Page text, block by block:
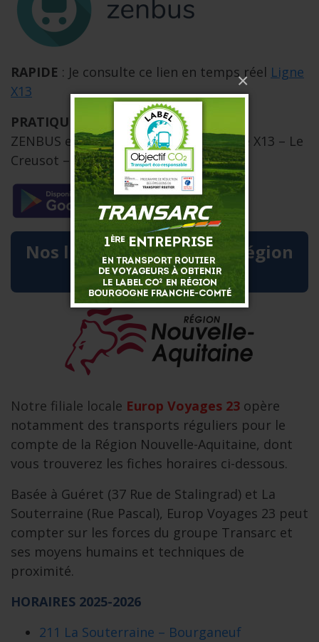
×
RAPIDE : Je consulte ce lien en temps réel Ligne
X13
PRATIQUE
: Je télécharge l’application
ZENBUS et je cherche le réseau « Ligne X13 – Le
Creusot – Roanne »
Nos lignes régulières en région
Nouvelle-Aquitaine
Notre filiale locale Europ Voyages 23 opère
notamment des transports réguliers pour le
compte de la Région Nouvelle-Aquitaine, dont
vous trouverez les fiches horaires ci-dessous.
Basée à Guéret (37 Rue de Stalingrad) et La
Souterraine (Rue Pascal), Europ Voyages 23 peut
compter sur les forces du groupe Transarc et
ses moyens humains et techniques de
proximité.
HORAIRES 2025-2026
211 La Souterraine – Bourganeuf